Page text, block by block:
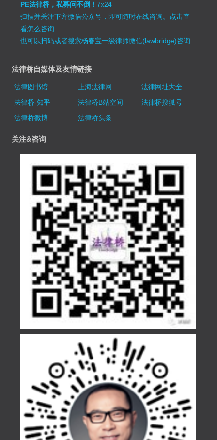
PE法律桥，私募问不倒！7x24
扫描并关注下方微信公众号，即可随时在线咨询。 点击查
看怎么咨询
也可以扫码或者搜索杨春宝一级律师微信(lawbridge)咨询
法律桥自媒体及友情链接
法律图书馆 上海法律网
法律网址大全
法律桥-知乎
法律桥B站空间
法律桥搜狐号
法律桥微博
法律桥头条
关注&咨询